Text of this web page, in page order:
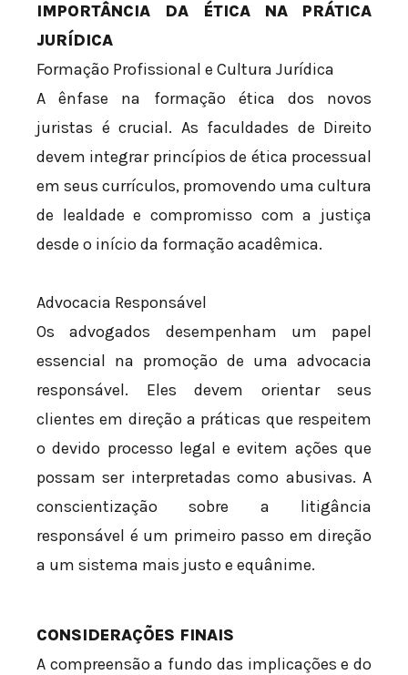
IMPORTÂNCIA DA ÉTICA NA PRÁTICA
JURÍDICA
Formação Profissional e Cultura Jurídica
A ênfase na formação ética dos novos
juristas é crucial. As faculdades de Direito
devem integrar princípios de ética processual
em seus currículos, promovendo uma cultura
de lealdade e compromisso com a justiça
desde o início da formação acadêmica.
Advocacia Responsável
Os advogados desempenham um papel
essencial na promoção de uma advocacia
responsável. Eles devem orientar seus
clientes em direção a práticas que respeitem
o devido processo legal e evitem ações que
possam ser interpretadas como abusivas. A
conscientização sobre a litigância
responsável é um primeiro passo em direção
a um sistema mais justo e equânime.
CONSIDERAÇÕES FINAIS
A compreensão a fundo das implicações e do